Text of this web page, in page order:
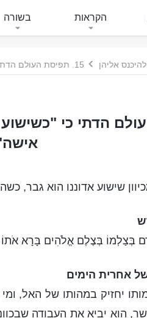
הקראות בשורה
אליהן 15. תפיסת העולם הדתי כי "כשישוע אדוננו ישוב, הוא יהיה גבר ולא אישה"
הדתי כי
שישוע אדוננו הוא גבר,
בְּצַלְמוֹ בְּצֶלֶם אֱלֹהִים בָּרָא
אחרית הימים
יחזיק במהותו של האל,
הוא יביא את העבודה